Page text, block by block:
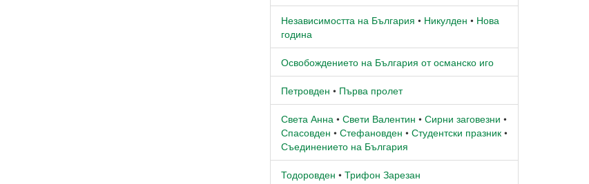
Независимостта на България • Никулден • Нова
година
Освобождението на България от османско иго
Петровден • Първа пролет
Света Анна • Свети Валентин • Сирни заговезни •
Спасовден • Стефановден • Студентски празник •
Съединението на България
Тодоровден • Трифон Зарезан